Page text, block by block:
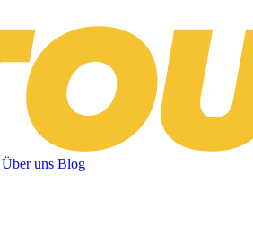
Über uns Blog